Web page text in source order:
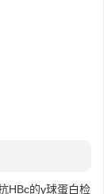
HBc的γ球蛋白检